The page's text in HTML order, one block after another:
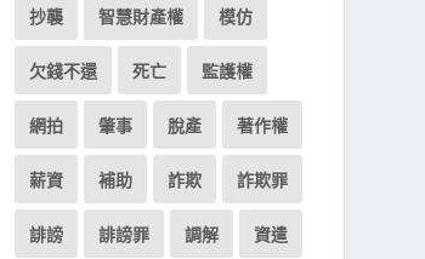
抄襲 智慧財產權 模仿
欠錢不還 死亡 監護權
網拍 肇事 脫產 著作權
薪資 補助 詐欺 詐欺罪
誹謗 誹謗罪 調解 資遣